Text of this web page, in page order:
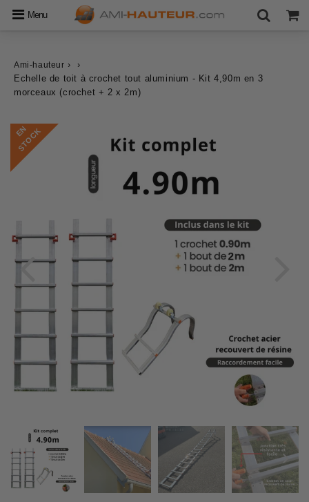
Menu
Ami-hauteur ›
›
Echelle de toit à crochet tout aluminium - Kit 4,90m en 3
morceaux (crochet + 2 x 2m)
E
N
S
T
O
C
K